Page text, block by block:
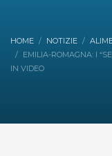
HOME NOTIZIE
EMILIA-ROMAGNA: I
IN VIDEO